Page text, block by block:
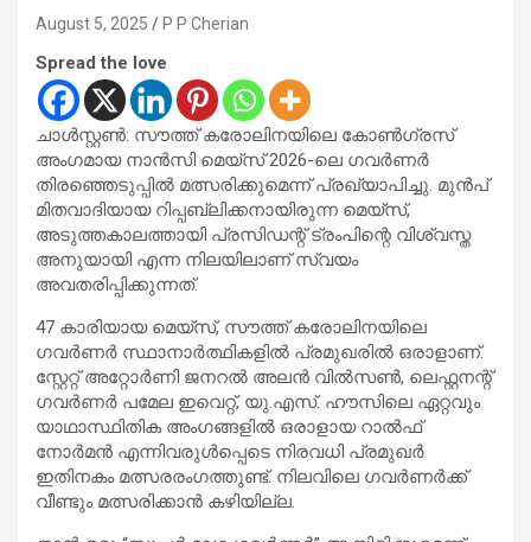
August 5, 2025 P P Cherian
Spread the love
ചാൾസ്റ്റൺ: സൗത്ത് കരോലിനയിലെ കോൺഗ്രസ്
അംഗമായ നാൻസി മെയ്‌സ് 2026-ലെ ഗവർണർ
തിരഞ്ഞെടുപ്പിൽ മത്സരിക്കുമെന്ന് പ്രഖ്യാപിച്ചു. മുൻപ്
മിതവാദിയായ റിപ്പബ്ലിക്കനായിരുന്ന മെയ്‌സ്,
അടുത്തകാലത്തായി പ്രസിഡന്റ് ട്രംപിന്റെ വിശ്വസ്ത
അനുയായി എന്ന നിലയിലാണ് സ്വയം
അവതരിപ്പിക്കുന്നത്.
47 കാരിയായ മെയ്‌സ്, സൗത്ത് കരോലിനയിലെ
ഗവർണർ സ്ഥാനാർത്ഥികളിൽ പ്രമുഖരിൽ ഒരാളാണ്.
സ്റ്റേറ്റ് അറ്റോർണി ജനറൽ അലൻ വിൽസൺ, ലെഫ്റ്റനന്റ്
ഗവർണർ പമേല ഇവെറ്റ്, യു.എസ്. ഹൗസിലെ ഏറ്റവും
യാഥാസ്ഥിതിക അംഗങ്ങളിൽ ഒരാളായ റാൽഫ്
നോർമൻ എന്നിവരുൾപ്പെടെ നിരവധി പ്രമുഖർ
ഇതിനകം മത്സരരംഗത്തുണ്ട്. നിലവിലെ ഗവർണർക്ക്
വീണ്ടും മത്സരിക്കാൻ കഴിയില്ല.